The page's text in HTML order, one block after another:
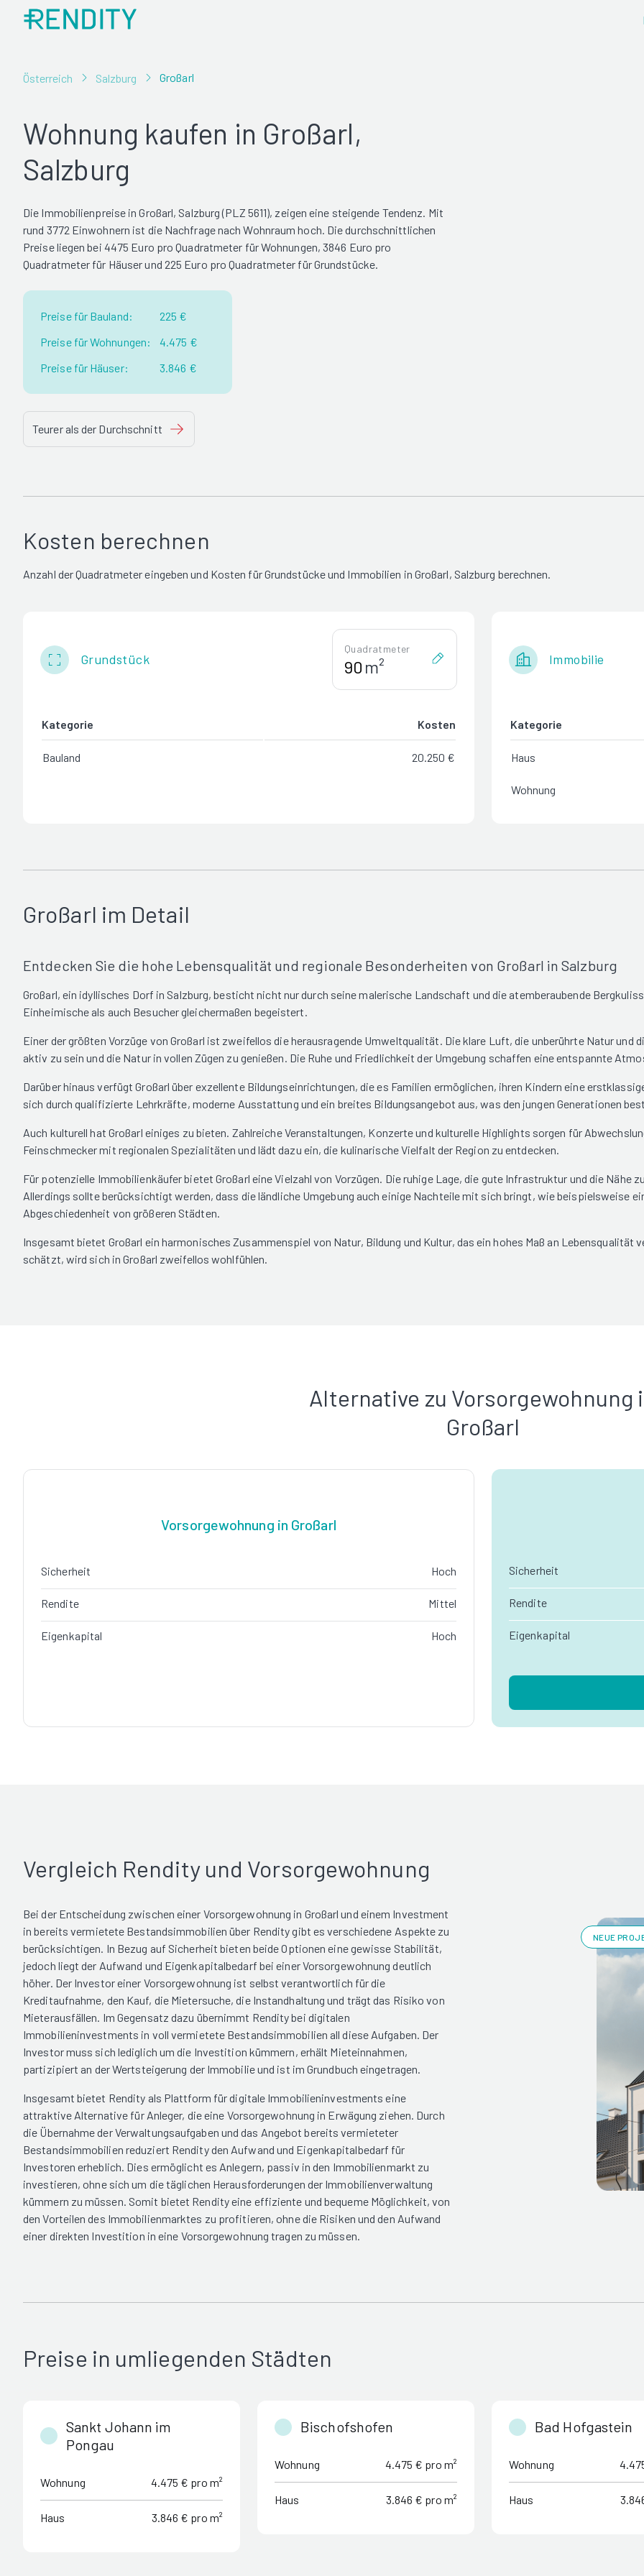
Österreich Salzburg Großarl
Wohnung kaufen in Großarl,
Salzburg
Die Immobilienpreise in Großarl, Salzburg (PLZ 5611), zeigen eine steigende Tendenz. Mit
rund 3772 Einwohnern ist die Nachfrage nach Wohnraum hoch. Die durchschnittlichen
Preise liegen bei 4475 Euro pro Quadratmeter für Wohnungen, 3846 Euro pro
Quadratmeter für Häuser und 225 Euro pro Quadratmeter für Grundstücke.
Preise für Bauland:
225 €
Preise für Wohnungen:
4.475 €
Preise für Häuser:
3.846 €
Teurer als der Durchschnitt
Kosten berechnen
Anzahl der Quadratmeter eingeben und Kosten für Grundstücke und Immobilien in Großarl, Salzburg berechnen.
Grundstück
Quadratmeter
m²
Kategorie Kosten
Bauland 20.250 €
Immobilie
Kategorie
Haus
Wohnung
Großarl im Detail
Entdecken Sie die hohe Lebensqualität und regionale Besonderheiten von Großarl in Salzburg
Großarl, ein idyllisches Dorf in Salzburg, besticht nicht nur durch seine malerische Landschaft und die atemberaubende
Einheimische als auch Besucher gleichermaßen begeistert.
Einer der größten Vorzüge von Großarl ist zweifellos die herausragende Umweltqualität. Die klare Luft, die unberührte Natur und
aktiv zu sein und die Natur in vollen Zügen zu genießen. Die Ruhe und Friedlichkeit der Umgebung schaffen eine entspannte
Darüber hinaus verfügt Großarl über exzellente Bildungseinrichtungen, die es Familien ermöglichen, ihren Kindern eine
sich durch qualifizierte Lehrkräfte, moderne Ausstattung und ein breites Bildungsangebot aus, was den jungen Generationen
Auch kulturell hat Großarl einiges zu bieten. Zahlreiche Veranstaltungen, Konzerte und kulturelle Highlights sorgen für
Feinschmecker mit regionalen Spezialitäten und lädt dazu ein, die kulinarische Vielfalt der Region zu entdecken.
Für potenzielle Immobilienkäufer bietet Großarl eine Vielzahl von Vorzügen. Die ruhige Lage, die gute Infrastruktur und die Nähe
Allerdings sollte berücksichtigt werden, dass die ländliche Umgebung auch einige Nachteile mit sich bringt, wie beispielsweise
Abgeschiedenheit von größeren Städten.
Insgesamt bietet Großarl ein harmonisches Zusammenspiel von Natur, Bildung und Kultur, das ein hohes Maß an Lebensqualität
schätzt, wird sich in Großarl zweifellos wohlfühlen.
Alternative zu Vorsorgewohnung
Großarl
Vorsorgewohnung in Großarl
Sicherheit Hoch
Rendite Mittel
Eigenkapital Hoch
Sicherheit
Rendite
Eigenkapital
Vergleich Rendity und Vorsorgewohnung
Bei der Entscheidung zwischen einer Vorsorgewohnung in Großarl und einem Investment
in bereits vermietete Bestandsimmobilien über Rendity gibt es verschiedene Aspekte zu
berücksichtigen. In Bezug auf Sicherheit bieten beide Optionen eine gewisse Stabilität,
jedoch liegt der Aufwand und Eigenkapitalbedarf bei einer Vorsorgewohnung deutlich
höher. Der Investor einer Vorsorgewohnung ist selbst verantwortlich für die
Kreditaufnahme, den Kauf, die Mietersuche, die Instandhaltung und trägt das Risiko von
Mieterausfällen. Im Gegensatz dazu übernimmt Rendity bei digitalen
Immobilieninvestments in voll vermietete Bestandsimmobilien all diese Aufgaben. Der
Investor muss sich lediglich um die Investition kümmern, erhält Mieteinnahmen,
partizipiert an der Wertsteigerung der Immobilie und ist im Grundbuch eingetragen.
Insgesamt bietet Rendity als Plattform für digitale Immobilieninvestments eine
attraktive Alternative für Anleger, die eine Vorsorgewohnung in Erwägung ziehen. Durch
die Übernahme der Verwaltungsaufgaben und das Angebot bereits vermieteter
Bestandsimmobilien reduziert Rendity den Aufwand und Eigenkapitalbedarf für
Investoren erheblich. Dies ermöglicht es Anlegern, passiv in den Immobilienmarkt zu
investieren, ohne sich um die täglichen Herausforderungen der Immobilienverwaltung
kümmern zu müssen. Somit bietet Rendity eine effiziente und bequeme Möglichkeit, von
den Vorteilen des Immobilienmarktes zu profitieren, ohne die Risiken und den Aufwand
einer direkten Investition in eine Vorsorgewohnung tragen zu müssen.
NEUE
Preise in umliegenden Städten
Sankt Johann im
Pongau
Wohnung 4.475 € pro m²
Haus 3.846 € pro m²
Bischofshofen
Wohnung 4.475 € pro m²
Haus 3.846 € pro m²
Bad Hofgastein
Wohnung
Haus